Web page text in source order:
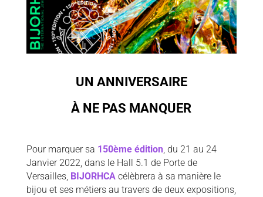
UN ANNIVERSAIRE
À NE PAS MANQUER
Pour marquer sa 150ème édition, du 21 au 24
Janvier 2022, dans le Hall 5.1 de Porte de
Versailles, BIJORHCA célèbrera à sa manière le
bijou et ses métiers au travers de deux expositions,